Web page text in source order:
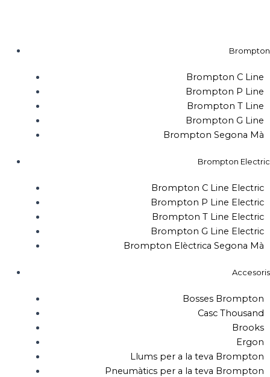
Brompton
Brompton C Line
Brompton P Line
Brompton T Line
Brompton G Line
Brompton Segona Mà
Brompton Electric
Brompton C Line Electric
Brompton P Line Electric
Brompton T Line Electric
Brompton G Line Electric
Brompton Elèctrica Segona Mà
Accesoris
Bosses Brompton
Casc Thousand
Brooks
Ergon
Llums per a la teva Brompton
Pneumàtics per a la teva Brompton
Line